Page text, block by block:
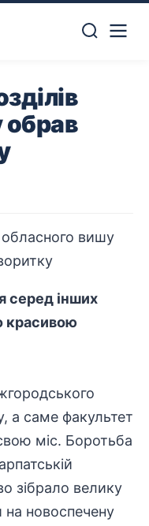
обрав
серед інших
красивою
а саме факультет
міс. Боротьба
зібрало велику
на новоспечену